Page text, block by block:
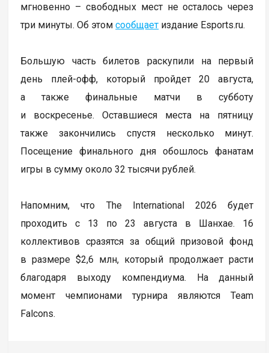
мгновенно – свободных мест не осталось через
три минуты. Об этомсообщает издание Esports.ru.
Большую часть билетов раскупили на первый
день плей-офф, который пройдет 20 августа,
а также финальные матчи в субботу
и воскресенье. Оставшиеся места на пятницу
также закончились спустя несколько минут.
Посещение финального дня обошлось фанатам
игры в сумму около 32 тысячи рублей.
Напомним, что The International 2026 будет
проходить с 13 по 23 августа в Шанхае. 16
коллективов сразятся за общий призовой фонд
в размере $2,6 млн, который продолжает расти
благодаря выходу компендиума. На данный
момент чемпионами турнира являются Team
Falcons.